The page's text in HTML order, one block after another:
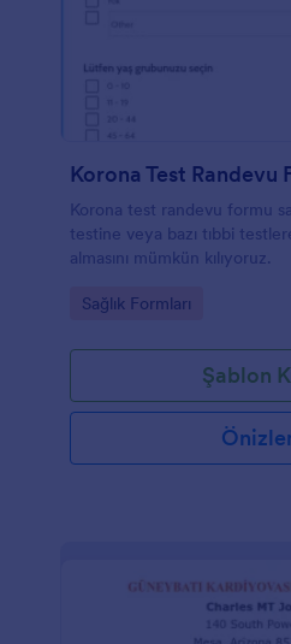
Korona Test Randevu
Korona test randevu formu
testine veya bazı tıbbi
almasını mümkün kılıyoruz.
Go to Category:
Sağlık Formları
Şablon